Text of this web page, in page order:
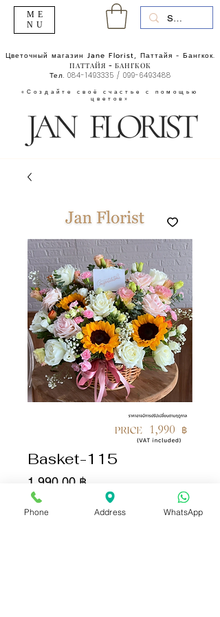
«Создайте своё счастье с помощью
цветов»
Цветочный магазин Jane Florist, Паттайя - Бангкок.
ПАТТАЙЯ - БАНГКОК
Тел. 084-1493335 / 099-6493488
ME
NU
Basket-115
1 990,00 ฿Цена
Количество
Phone Address WhatsApp